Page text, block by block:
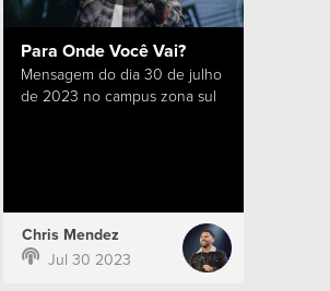
Para Onde Você Vai?
Mensagem do dia 30 de julho
de 2023 no campus zona sul
Chris Mendez
Jul 30 2023